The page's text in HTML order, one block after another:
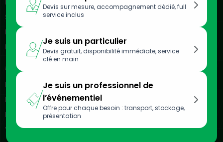
Devis sur mesure, accompagnement dédié, full
service inclus
Je suis un particulier
Devis gratuit, disponibilité immédiate, service
clé en main
Je suis un professionnel de
l’événementiel
Offre pour chaque besoin : transport, stockage,
présentation
Location de remorques frigorifiques
Semi-remorques frigorifiques
Location de camionnettes frigorifiques
Location d’utilitaires frigorifiques
Meubles réfrigérés
Location de vitrines réfrigérées
Location de bacs réfrigérés
Location d’armoires réfrigérées
Vitrines réfrigérées murales